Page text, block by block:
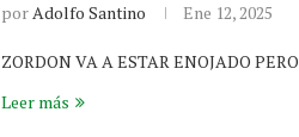
porAdolfo Santino Ene 12, 2025
ZORDON VA A ESTAR ENOJADO
Leer más